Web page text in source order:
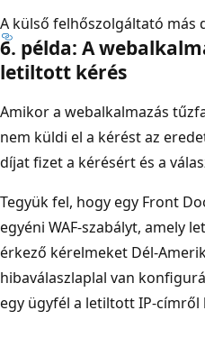
A külső felhőszolgáltató más
6. példa: A
letiltott kérés
Amikor a webalkalmazás
nem küldi el a kérést az
díjat fizet a kérésért és a
Tegyük fel, hogy egy Front
egyéni WAF-szabályt, amely
érkező kérelmeket Dél-
hibaválaszlaplal van
egy ügyfél a letiltott IP-címről